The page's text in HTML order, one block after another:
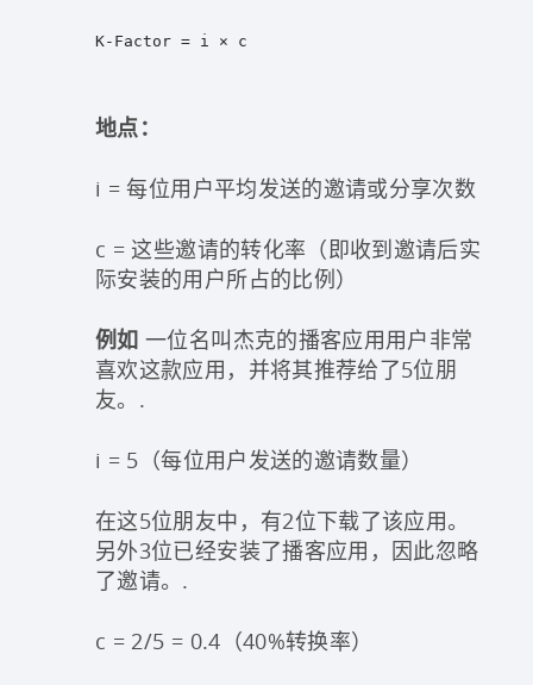
K-Factor = i × c
地点：
i = 每位用户平均发送的邀请或分享次数
c = 这些邀请的转化率（即收到邀请后实
际安装的用户所占的比例）
例如一位名叫杰克的播客应用用户非常
喜欢这款应用，并将其推荐给了5位朋
友。.
i = 5（每位用户发送的邀请数量）
在这5位朋友中，有2位下载了该应用。
另外3位已经安装了播客应用，因此忽略
了邀请。.
c = 2/5 = 0.4（40%转换率）